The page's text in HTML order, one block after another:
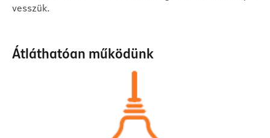
vesszük.
Átláthatóan működünk